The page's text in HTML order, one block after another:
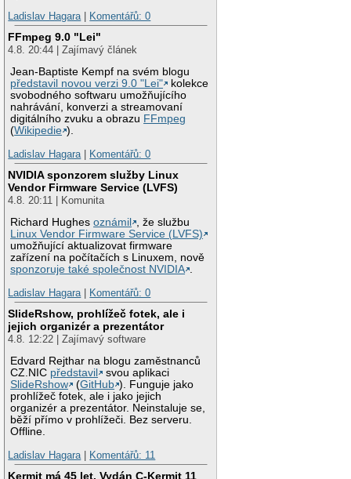
Ladislav Hagara| Komentářů: 0
FFmpeg 9.0 "Lei"
4.8. 20:44 | Zajímavý článek
Jean-Baptiste Kempf na svém blogu
představil novou verzi 9.0 "Lei"
kolekce
svobodného softwaru umožňujícího
nahrávání, konverzi a streamovaní
digitálního zvuku a obrazu FFmpeg
(Wikipedie ).
Ladislav Hagara| Komentářů: 0
NVIDIA sponzorem služby Linux
Vendor Firmware Service (LVFS)
4.8. 20:11 | Komunita
Richard Hughesoznámil
, že službu
Linux Vendor Firmware Service (LVFS)
umožňující aktualizovat firmware
zařízení na počítačích s Linuxem, nově
sponzoruje také společnost NVIDIA .
Ladislav Hagara| Komentářů: 0
SlideRshow, prohlížeč fotek, ale i
jejich organizér a prezentátor
4.8. 12:22 | Zajímavý software
Edvard Rejthar na blogu zaměstnanců
CZ.NIC představil
svou aplikaci
SlideRshow
(GitHub ). Funguje jako
prohlížeč fotek, ale i jako jejich
organizér a prezentátor. Neinstaluje se,
běží přímo v prohlížeči. Bez serveru.
Offline.
Ladislav Hagara| Komentářů: 11
Kermit má 45 let. Vydán C-Kermit 11